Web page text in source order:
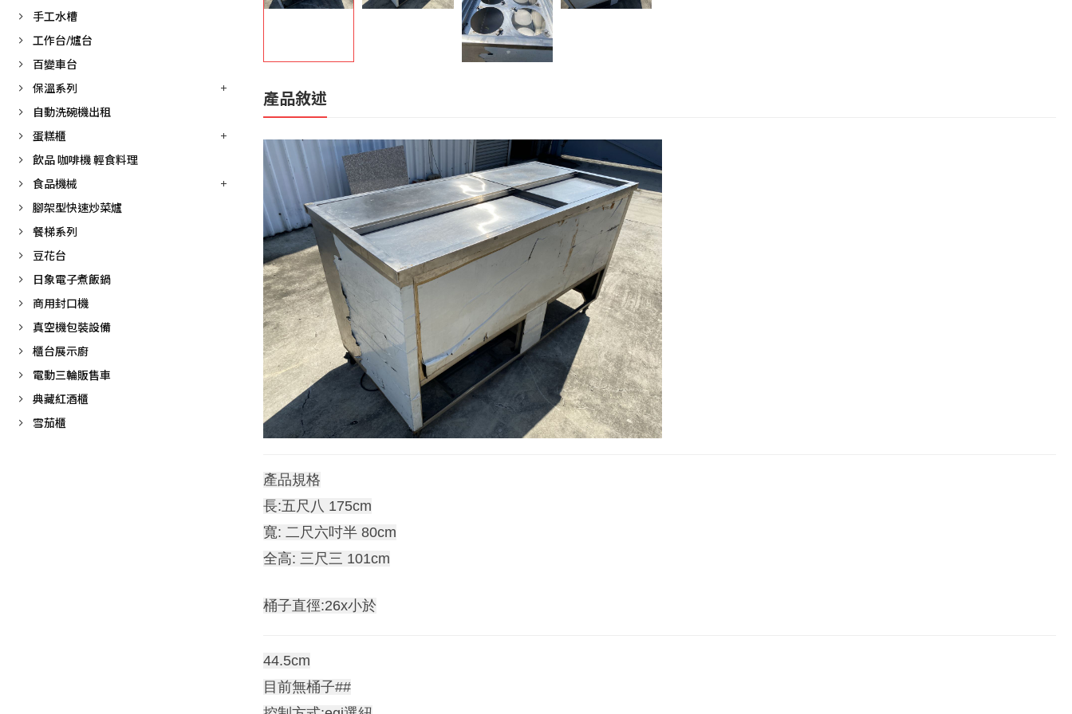
手工水槽
工作台/爐台
百變車台
保溫系列
自動洗碗機出租
蛋糕櫃
飲品 咖啡機 輕食料理
食品機械
腳架型快速炒菜爐
餐梯系列
豆花台
日象電子煮飯鍋
商用封口機
真空機包裝設備
櫃台展示廚
電動三輪販售車
典藏紅酒櫃
雪茄櫃
產品敘述
產品規格
長:五尺八 175cm
寬: 二尺六吋半 80cm
全高: 三尺三 101cm
桶子直徑:26x小於
44.5cm
目前無桶子##